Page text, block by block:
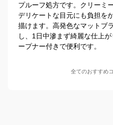
プルーフ処方です。クリーミ
デリケートな目元にも負担を
描けます。高発色なマットブ
し、1日中滲まず綺麗な仕上
ープナー付きで便利です。
全てのおすすめ